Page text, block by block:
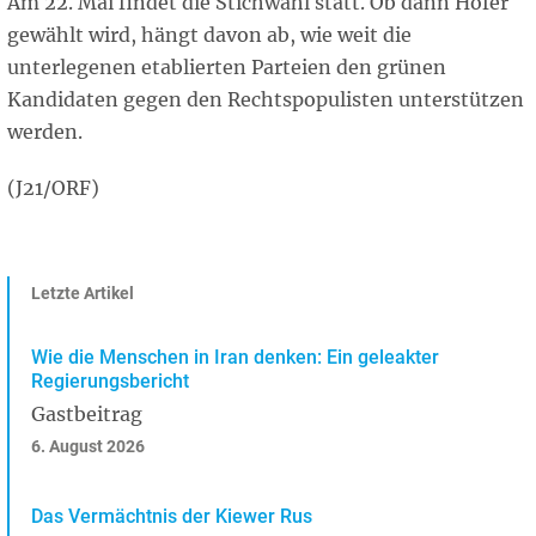
gewählt wird, hängt davon ab, wie weit die
unterlegenen etablierten Parteien den grünen
Kandidaten gegen den Rechtspopulisten unterstützen
werden.
(J21/ORF)
Letzte Artikel
Wie die Menschen in Iran denken: Ein geleakter
Regierungsbericht
Gastbeitrag
6. August 2026
Das Vermächtnis der Kiewer Rus